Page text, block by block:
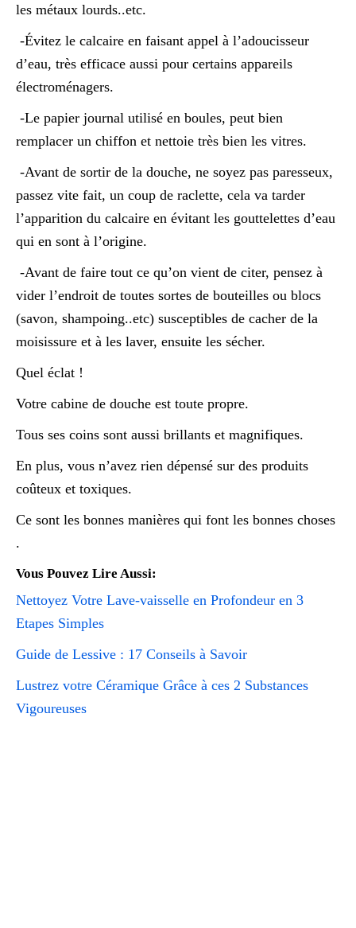
les métaux lourds..etc.
-Évitez le calcaire en faisant appel à l’adoucisseur
d’eau, très efficace aussi pour certains appareils
électroménagers.
-Le papier journal utilisé en boules, peut bien
remplacer un chiffon et nettoie très bien les vitres.
-Avant de sortir de la douche, ne soyez pas paresseux,
passez vite fait, un coup de raclette, cela va tarder
l’apparition du calcaire en évitant les gouttelettes d’eau
qui en sont à l’origine.
-Avant de faire tout ce qu’on vient de citer, pensez à
vider l’endroit de toutes sortes de bouteilles ou blocs
(savon, shampoing..etc) susceptibles de cacher de la
moisissure et à les laver, ensuite les sécher.
Quel éclat !
Votre cabine de douche est toute propre.
Tous ses coins sont aussi brillants et magnifiques.
En plus, vous n’avez rien dépensé sur des produits
coûteux et toxiques.
Ce sont les bonnes manières qui font les bonnes choses
.
Vous Pouvez Lire Aussi:
Nettoyez Votre Lave-vaisselle en Profondeur en 3
Etapes Simples
Guide de Lessive : 17 Conseils à Savoir
Lustrez votre Céramique Grâce à ces 2 Substances
Vigoureuses